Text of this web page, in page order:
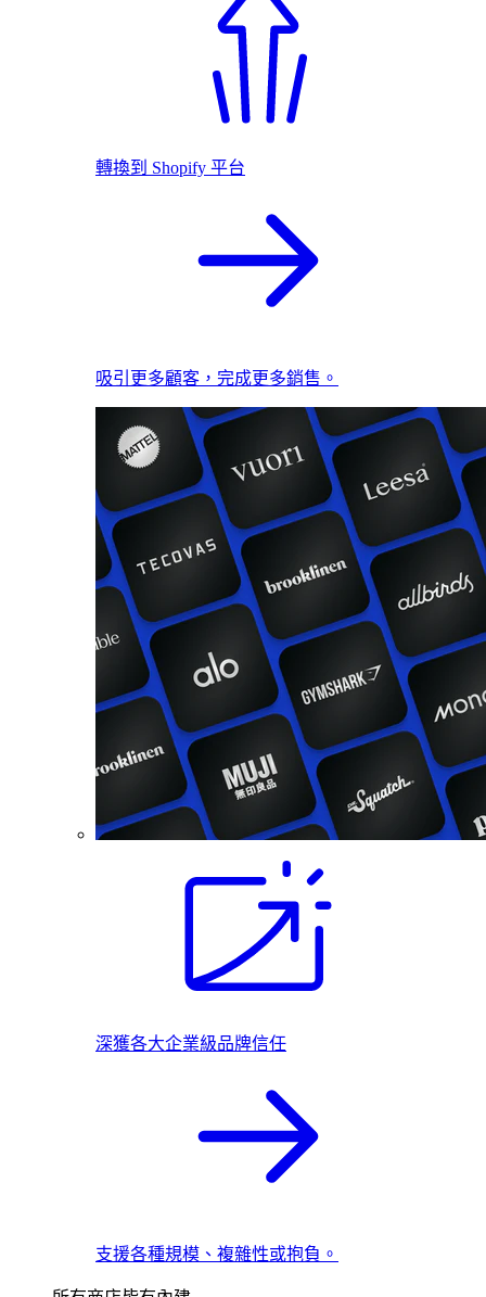
轉換到 Shopify 平台
吸引更多顧客，完成更多銷售。
深獲各大企業級品牌信任
支援各種規模、複雜性或抱負。